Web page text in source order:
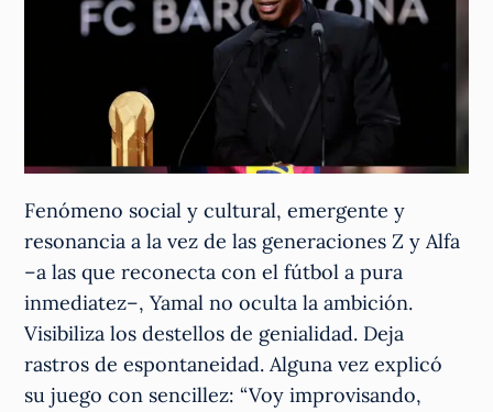
Fenómeno social y cultural, emergente y
resonancia a la vez de las generaciones Z y Alfa
–a las que reconecta con el fútbol a pura
inmediatez–, Yamal no oculta la ambición.
Visibiliza los destellos de genialidad. Deja
rastros de espontaneidad. Alguna vez explicó
su juego con sencillez: “Voy improvisando,